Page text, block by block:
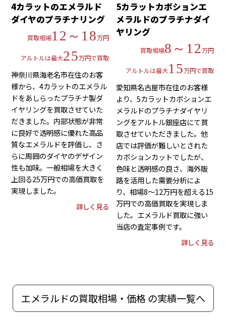
4カラットのエメラルド
ダイヤのプラチナリング
買取相場12～18万円
アルトルは最大25万円で買取
神奈川県海老名市在住のお客
様から、4カラットのエメラル
ドをあしらったプラチナ製ダ
イヤリングを買取させていた
だきました。内部状態が非常
に良好で透明感に優れた高品
質なエメラルドを評価し、さ
らに周囲のダイヤのデザイン
性も加味。一般相場を大きく
上回る25万円での高価買取を
実現しました。
詳しく見る
5カラットカボションエ
メラルドのプラチナダイ
ヤリング
買取相場8～12万円
アルトルは最大15万円で買取
愛知県名古屋市在住のお客様
より、5カラットカボションエ
メラルドのプラチナダイヤリ
ングをアルトル銀座店にて買
取させていただきました。他
店では評価が難しいとされた
カボションカットでしたが、
色味と透明感の良さ、海外販
路を活用した需要分析によ
り、相場8～12万円を超える15
万円での高価買取を実現しま
した。エメラルド買取に強い
当店の査定事例です。
詳しく見る
エメラルドの買取相場・価格 の実績一覧へ